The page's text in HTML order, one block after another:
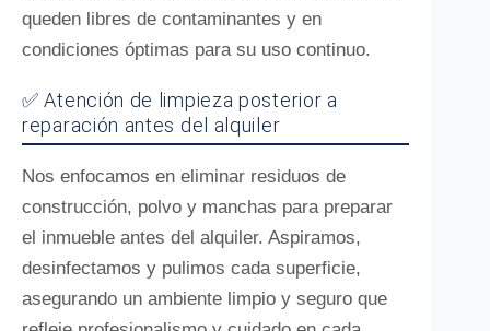
queden libres de contaminantes y en
condiciones óptimas para su uso continuo.
✅ Atención de limpieza posterior a
reparación antes del alquiler
Nos enfocamos en eliminar residuos de
construcción, polvo y manchas para preparar
el inmueble antes del alquiler. Aspiramos,
desinfectamos y pulimos cada superficie,
asegurando un ambiente limpio y seguro que